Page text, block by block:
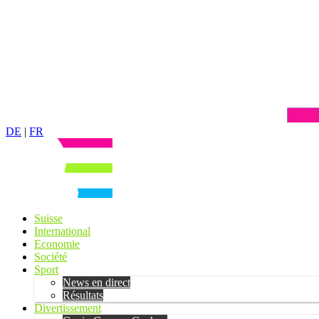
DE | FR
Suisse
International
Economie
Société
Sport
News en direct
Résultats
Divertissement